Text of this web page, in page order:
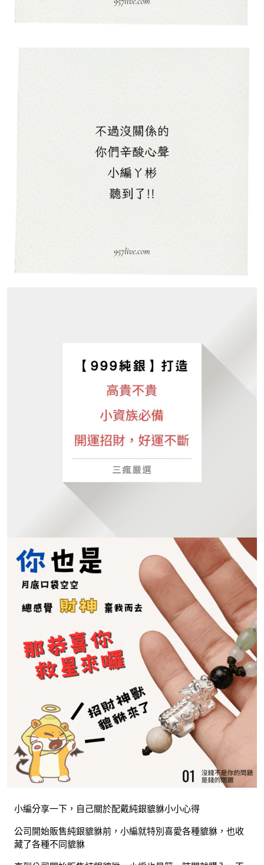
小編分享一下，自己關於配戴純銀貔貅小小心得
公司開始販售純銀貔貅前，小編就特別喜愛各種貔貅，也收
藏了各種不同貔貅